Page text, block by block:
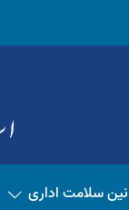
سلامت اداری